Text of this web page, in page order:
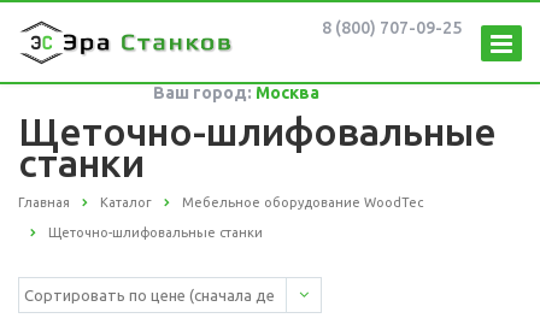
Ваш город: Москва
8 (800) 707-09-25
Щеточно-шлифовальные
станки
Главная Каталог Мебельное оборудование WoodTec
Щеточно-шлифовальные станки